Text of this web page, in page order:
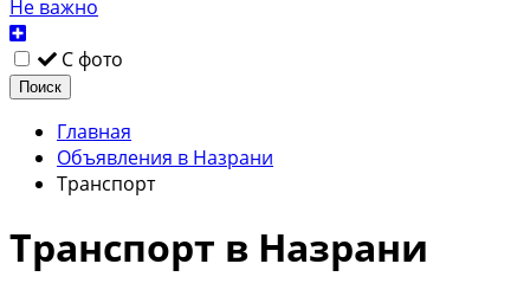
Не важно
С фото
Поиск
Главная
Объявления в Назрани
Транспорт
Транспорт в Назрани